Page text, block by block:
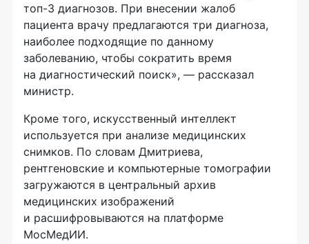
топ-3 диагнозов. При внесении жалоб
пациента врачу предлагаются три диагноза,
наиболее подходящие по данному
заболеванию, чтобы сократить время
на диагностический поиск», — рассказал
министр.
Кроме того, искусственный интеллект
используется при анализе медицинских
снимков. По словам Дмитриева,
рентгеновские и компьютерные томографии
загружаются в центральный архив
медицинских изображений
и расшифровываются на платформе
МосМедИИ.